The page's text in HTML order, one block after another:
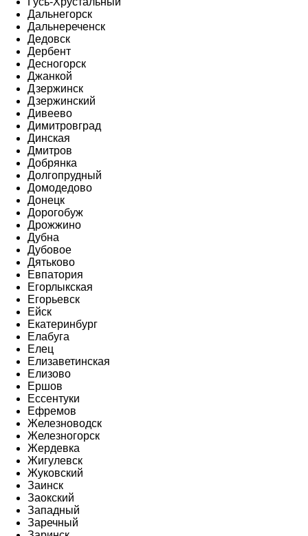
Дальнегорск
Дальнереченск
Дедовск
Дербент
Десногорск
Джанкой
Дзержинск
Дзержинский
Дивеево
Димитровград
Динская
Дмитров
Добрянка
Долгопрудный
Домодедово
Донецк
Дорогобуж
Дрожжино
Дубна
Дубовое
Дятьково
Евпатория
Егорлыкская
Егорьевск
Ейск
Екатеринбург
Елабуга
Елец
Елизаветинская
Елизово
Ершов
Ессентуки
Ефремов
Железноводск
Железногорск
Жердевка
Жигулевск
Жуковский
Заинск
Заокский
Западный
Заречный